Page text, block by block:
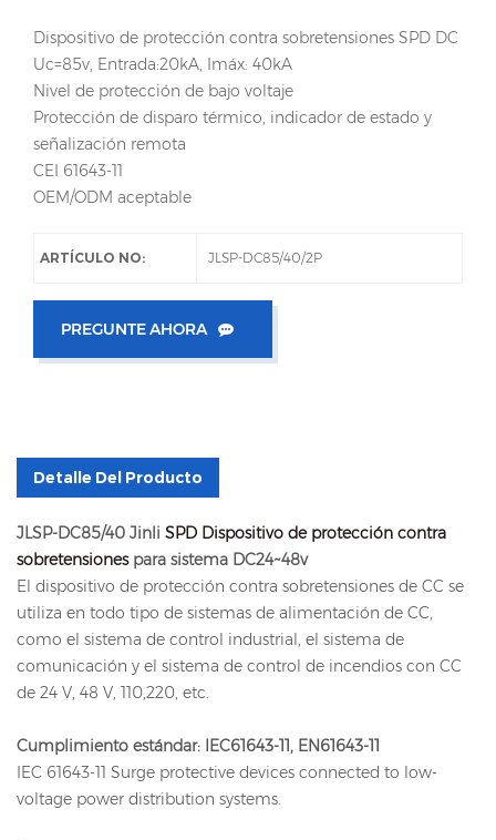
Dispositivo de protección contra sobretensiones SPD DC
Uc=85v, Entrada:20kA, Imáx: 40kA
Nivel de protección de bajo voltaje
Protección de disparo térmico, indicador de estado y
señalización remota
CEI 61643-11
OEM/ODM aceptable
ARTÍCULO NO: JLSP-DC85/40/2P
PREGUNTE AHORA
Detalle Del Producto
JLSP-DC85/40 Jinli SPD Dispositivo de protección contra
sobretensionespara sistema DC24~48v
El dispositivo de protección contra sobretensiones de CC se
utiliza en todo tipo de sistemas de alimentación de CC,
como el sistema de control industrial, el sistema de
comunicación y el sistema de control de incendios con CC
de 24 V, 48 V, 110,220, etc.
Cumplimiento estándar: IEC61643-11, EN61643-11
IEC 61643-11 Surge protective devices connected to low-
voltage power distribution systems.